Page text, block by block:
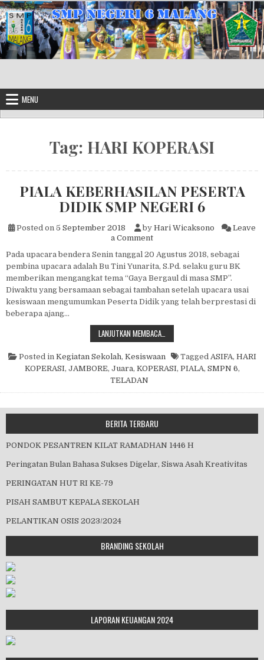
Skip to content
MENU
Tag: HARI KOPERASI
PIALA KEBERHASILAN PESERTA
DIDIK SMP NEGERI 6
Posted on 5 September 2018 by Hari Wicaksono
Leave
a Commenton PIALA KEBERHASILAN
Pada upacara bendera Senin tanggal 20 Agustus 2018, sebagai
pembina upacara adalah Bu Tini Yunarita, S.Pd. selaku guru BK
memberikan mengangkat tema “Gaya Bergaul di masa SMP”.
Diwaktu yang bersamaan sebagai tambahan setelah upacara usai
kesiswaan mengumumkan Peserta Didik yang telah berprestasi di
beberapa ajang…
LANJUTKAN MEMBACA…
Posted in Kegiatan Sekolah, Kesiswaan Tagged ASIFA, HARI
KOPERASI, JAMBORE, Juara, KOPERASI, PIALA, SMPN 6,
TELADAN
BERITA TERBARU
PONDOK PESANTREN KILAT RAMADHAN 1446 H
Peringatan Bulan Bahasa Sukses Digelar, Siswa Asah Kreativitas
PERINGATAN HUT RI KE-79
PISAH SAMBUT KEPALA SEKOLAH
PELANTIKAN OSIS 2023/2024
BRANDING SEKOLAH
LAPORAN KEUANGAN 2024